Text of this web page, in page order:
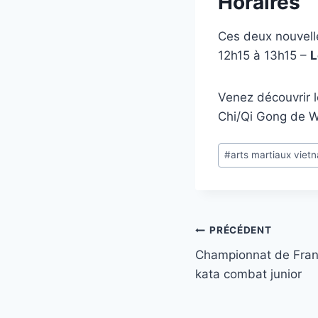
Ces deux
12h15 à 13h15 –
Venez découvrir
Chi/Qi Gong de
Étiquettes
de
#arts martiaux
Navigation
de
PRÉCÉDENT
Championnat de
kata combat junior